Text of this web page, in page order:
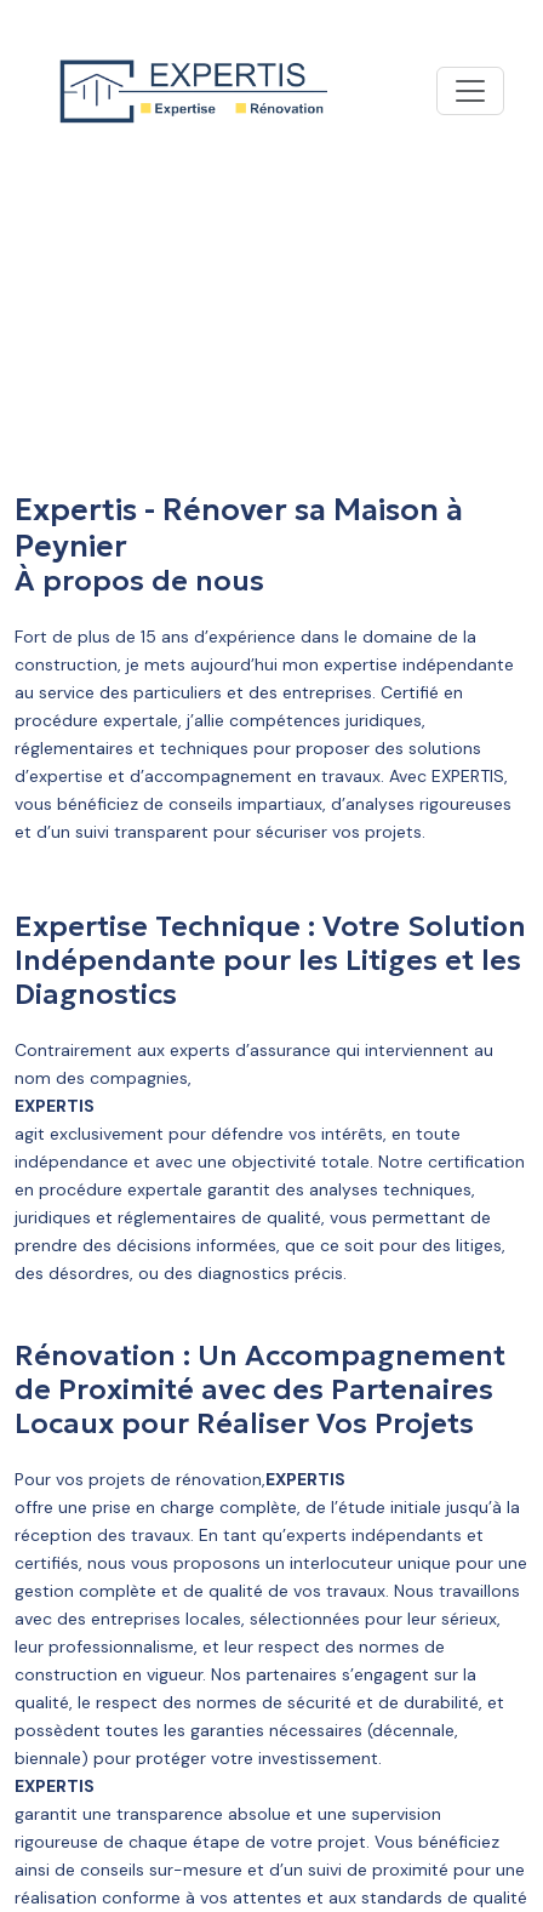
Expertis - Rénover sa Maison à
Peynier
À propos de nous
Fort de plus de 15 ans d’expérience dans le domaine de la
construction, je mets aujourd’hui mon expertise indépendante
au service des particuliers et des entreprises. Certifié en
procédure expertale, j’allie compétences juridiques,
réglementaires et techniques pour proposer des solutions
d’expertise et d’accompagnement en travaux. Avec EXPERTIS,
vous bénéficiez de conseils impartiaux, d’analyses rigoureuses
et d’un suivi transparent pour sécuriser vos projets.
Expertise Technique : Votre Solution
Indépendante pour les Litiges et les
Diagnostics
Contrairement aux experts d’assurance qui interviennent au
nom des compagnies,
EXPERTIS
agit exclusivement pour défendre vos intérêts, en toute
indépendance et avec une objectivité totale. Notre certification
en procédure expertale garantit des analyses techniques,
juridiques et réglementaires de qualité, vous permettant de
prendre des décisions informées, que ce soit pour des litiges,
des désordres, ou des diagnostics précis.
Rénovation : Un Accompagnement
de Proximité avec des Partenaires
Locaux pour Réaliser Vos Projets
Pour vos projets de rénovation,EXPERTIS
offre une prise en charge complète, de l’étude initiale jusqu’à la
réception des travaux. En tant qu’experts indépendants et
certifiés, nous vous proposons un interlocuteur unique pour une
gestion complète et de qualité de vos travaux. Nous travaillons
avec des entreprises locales, sélectionnées pour leur sérieux,
leur professionnalisme, et leur respect des normes de
construction en vigueur. Nos partenaires s’engagent sur la
qualité, le respect des normes de sécurité et de durabilité, et
possèdent toutes les garanties nécessaires (décennale,
biennale) pour protéger votre investissement.
EXPERTIS
garantit une transparence absolue et une supervision
rigoureuse de chaque étape de votre projet. Vous bénéficiez
ainsi de conseils sur-mesure et d’un suivi de proximité pour une
réalisation conforme à vos attentes et aux standards de qualité